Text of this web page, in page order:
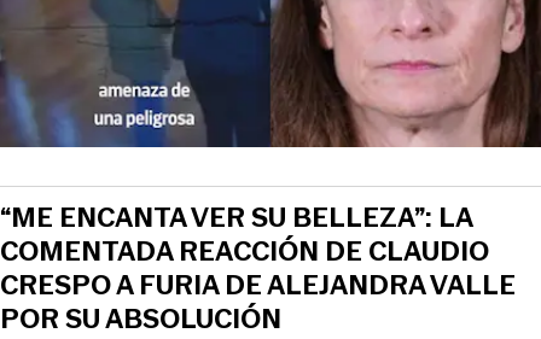
“ME ENCANTA VER SU BELLEZA”: LA
COMENTADA REACCIÓN DE CLAUDIO
CRESPO A FURIA DE ALEJANDRA VALLE
POR SU ABSOLUCIÓN